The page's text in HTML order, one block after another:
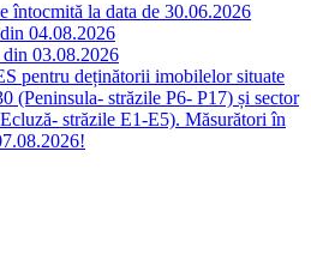
întocmită la data de 30.06.2026
04.08.2026
din 03.08.2026
pentru deținătorii imobilelor situate
(Peninsula- străzile P6- P17) și sector
străzile E1-E5). Măsurători în